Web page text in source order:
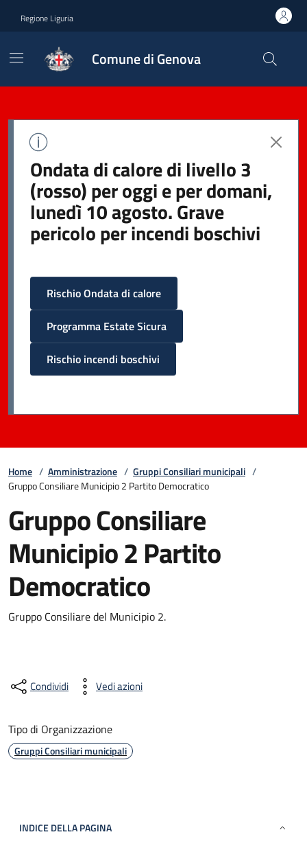
Regione Liguria
Comune di Genova
Ondata di calore di livello 3
(rosso) per oggi e per domani,
lunedì 10 agosto. Grave
pericolo per incendi boschivi
Rischio Ondata di calore
Programma Estate Sicura
Rischio incendi boschivi
Home / Amministrazione / Gruppi Consiliari municipali /
Gruppo Consiliare Municipio 2 Partito Democratico
Gruppo Consiliare
Municipio 2 Partito
Democratico
Gruppo Consiliare del Municipio 2.
Condividi Vedi azioni
Tipo di Organizzazione
Gruppi Consiliari municipali
INDICE DELLA PAGINA